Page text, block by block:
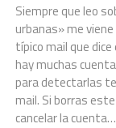
Siempre que leo
urbanas» me
típico mail que
hay muchas
para detectarlas
mail. Si borras
cancelar la